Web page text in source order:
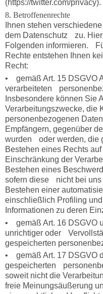
(https://twitter.com/privacy).
8. Betroffenenrechte
Ihnen stehen
dem Datenschutz zu.
Folgenden informieren.
Rechte entstehen Ihnen
Recht:
• gemäß Art. 15 DSGVO
verarbeiteten
Insbesondere können Sie
Verarbeitungszwecke, die
personenbezogenen
Empfängern, gegenüber
wurden oder werden, die
Bestehen eines Rechts
Einschränkung der
Bestehen eines
sofern diese nicht bei uns
Bestehen einer
einschließlich Profiling
Informationen zu deren
• gemäß Art. 16 DSGVO
unrichtiger oder
gespeicherten
• gemäß Art. 17 DSGVO
gespeicherten
soweit nicht die
freie Meinungsäußerung